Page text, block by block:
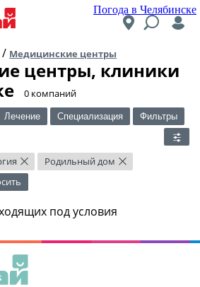
Погода в Челябинске
/ Медицинские центры
центры, клиники
​0 компаний
Лечение Специализация Фильтры
× Родильный дом ×
под условия